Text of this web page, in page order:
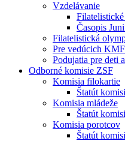
Vzdelávanie
Časopis
Filatelistická
Pre vedúcich KMF
Podujatia pre deti
Odborné komisie ZSF
Komisia filokartie
Štatút
Komisia mládeže
Štatút
Komisia porotcov
Štatút